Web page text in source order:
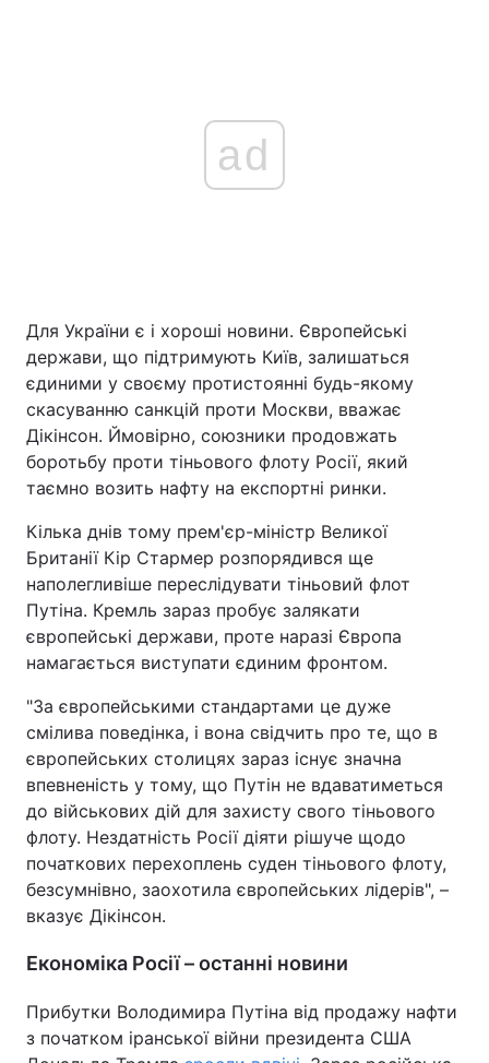
ad
Для України є і хороші новини. Європейські
держави, що підтримують Київ, залишаться
єдиними у своєму протистоянні будь-якому
скасуванню санкцій проти Москви, вважає
Дікінсон. Ймовірно, союзники продовжать
боротьбу проти тіньового флоту Росії, який
таємно возить нафту на експортні ринки.
Кілька днів тому прем'єр-міністр Великої
Британії Кір Стармер розпорядився ще
наполегливіше переслідувати тіньовий флот
Путіна. Кремль зараз пробує залякати
європейські держави, проте наразі Європа
намагається виступати єдиним фронтом.
"За європейськими стандартами це дуже
смілива поведінка, і вона свідчить про те, що в
європейських столицях зараз існує значна
впевненість у тому, що Путін не вдаватиметься
до військових дій для захисту свого тіньового
флоту. Нездатність Росії діяти рішуче щодо
початкових перехоплень суден тіньового флоту,
безсумнівно, заохотила європейських лідерів", –
вказує Дікінсон.
Економіка Росії – останні новини
Прибутки Володимира Путіна від продажу нафти
з початком іранської війни президента США